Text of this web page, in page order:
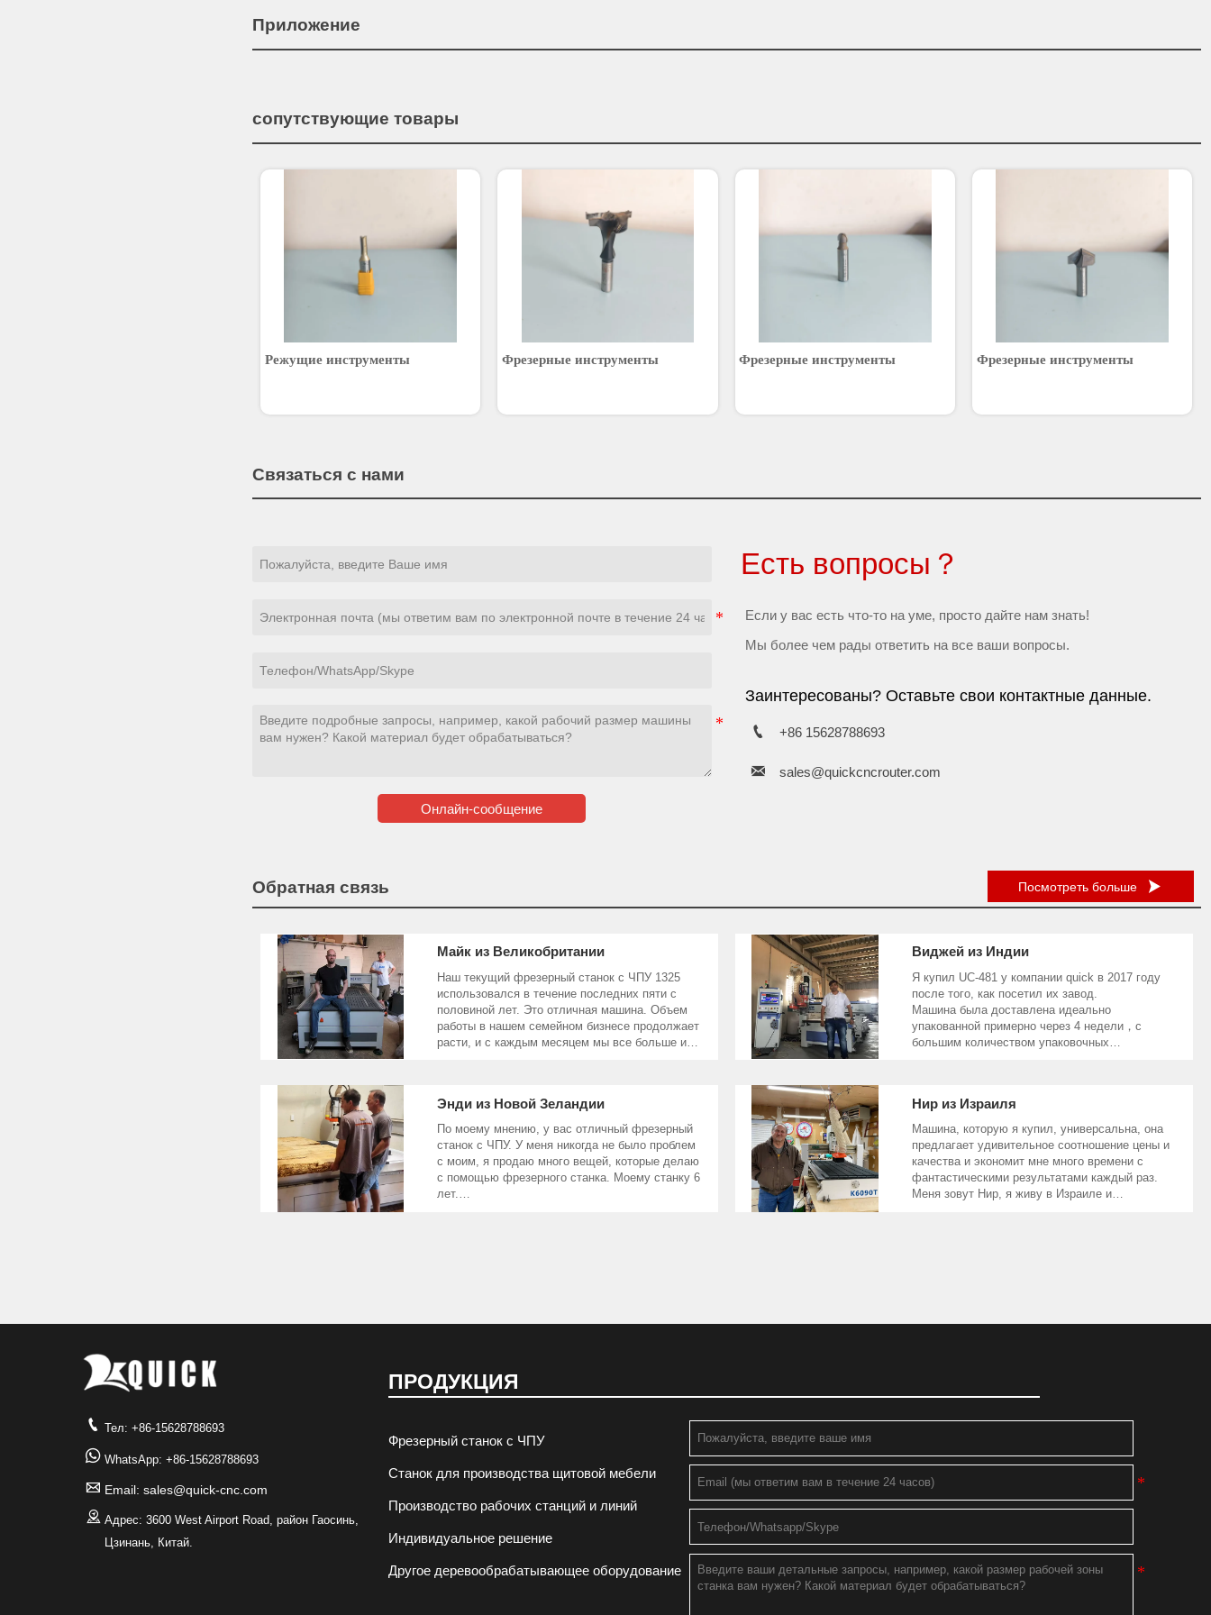
Приложение
сопутствующие товары
Режущие инструменты Фрезерные инструменты Фрезерные инструменты Фрезерные инструменты
Связаться с нами
Онлайн-сообщение
Есть вопросы？
Если у вас есть что-то на уме, просто дайте нам знать!
Мы более чем рады ответить на все ваши вопросы.
Заинтересованы? Оставьте свои контактные данные.
 +86 15628788693
 sales@quickcncrouter.com
Обратная связь Посмотреть больше 
Майк из Великобритании
Наш текущий фрезерный станок с ЧПУ 1325
использовался в течение последних пяти с
половиной лет. Это отличная машина. Объем
работы в нашем семейном бизнесе продолжает
расти, и с каждым месяцем мы все больше и
Виджей из Индии
Я купил UC-481 у компании quick в 2017 году
после того, как посетил их завод.
Машина была доставлена идеально
упакованной примерно через 4 недели，с
большим количеством упаковочных
Энди из Новой Зеландии
По моему мнению, у вас отличный фрезерный
станок с ЧПУ. У меня никогда не было проблем
с моим, я продаю много вещей, которые делаю
с помощью фрезерного станка. Моему станку 6
лет.
Нир из Израиля
Машина, которую я купил, универсальна, она
предлагает удивительное соотношение цены и
качества и экономит мне много времени с
фантастическими результатами каждый раз.
Меня зовут Нир, я живу в Израиле и
 Тел: +86-15628788693
 WhatsApp: +86-15628788693
 Email: sales@quick-cnc.com
 Адрес: 3600 West Airport Road, район Гаосинь,
Цзинань, Китай.
ПРОДУКЦИЯ
Фрезерный станок с ЧПУ
Станок для производства щитовой мебели
Производство рабочих станций и линий
Индивидуальное решение
Другое деревообрабатывающее оборудование